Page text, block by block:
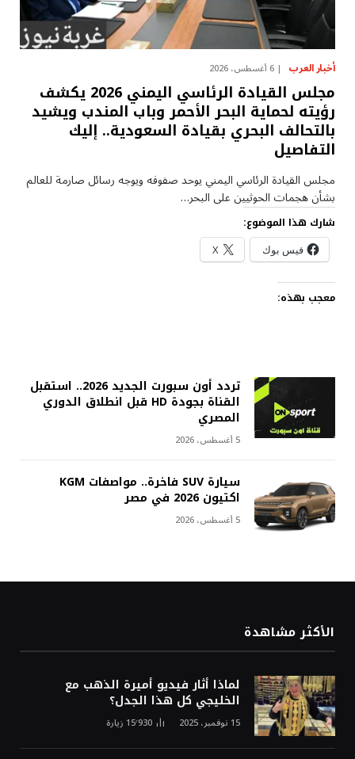
أخبار العرب 6 أغسطس، 2026
مجلس القيادة الرئاسي اليمني 2026 يكشف
رؤيته لحماية البحر الأحمر وباب المندب ويشيد
بالتحالف البحري بقيادة السعودية.. إليك
التفاصيل
مجلس القيادة الرئاسي اليمني يوحد صفوفه ويوجه رسائل صارمة للعالم
بشأن هجمات الحوثيين على البحر…
شارك هذا الموضوع:
فيس بوك X
معجب بهذه:
تردد أون سبورت الجديد 2026.. استقبل
القناة بجودة HD قبل انطلاق الدوري
المصري
5 أغسطس، 2026
سيارة SUV فاخرة.. مواصفات KGM
اكتيون 2026 في مصر
5 أغسطس، 2026
الأكثر مشاهدة
لماذا أثار فيديو أميرة الذهب مع
الخليجي كل هذا الجدل؟
15 نوفمبر، 2025 15٬930 زيارة